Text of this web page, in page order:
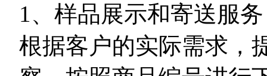
1、样品展示和寄送服
根据客户的实际需求，